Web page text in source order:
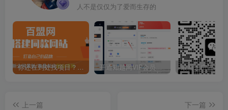
人不是仅仅为了爱而生存的
你还在到处找项目？还在当韭菜？我靠卖项目一个月收入5万+，曾经我也是个失败者。 开通知越网VIP会员，尊享全站资源免费下载，享70%的推广提成！！【限时五折优惠】
上一篇
下一篇